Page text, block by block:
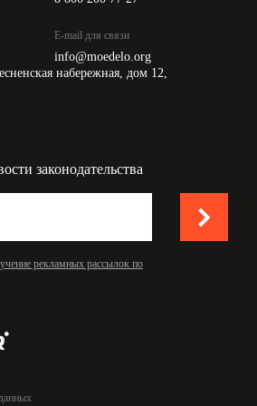
E-mail для связи
info@moedelo.org
набережная, дом 12,
законодательства
рекламных рассылок по